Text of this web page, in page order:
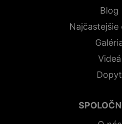
Blog
Videá
Dopyt